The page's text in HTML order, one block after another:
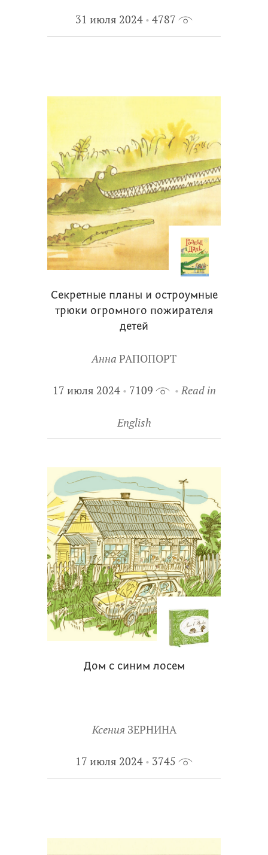
31 июля 2024 4787
Секретные планы и остроумные
трюки огромного пожирателя
детей
Анна РАПОПОРТ
17 июля 2024 7109 Read in
English
Дом с синим лосем
Ксения ЗЕРНИНА
17 июля 2024 3745